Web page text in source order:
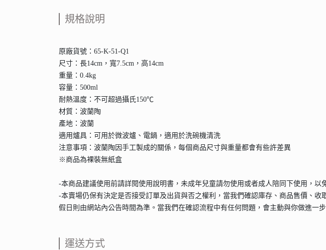
規格說明
原廠貨號：65-K-51-Q1
尺寸：長14cm，寬7.5cm，高14cm
重量：0.4kg
容量：500ml
耐熱溫度：不可超過攝氏150℃
材質：波蘭陶
產地：波蘭
適用爐具：可用於微波爐、電鍋，適用於洗碗機清洗
注意事項：波蘭陶因手工製成的關係，每個商品尺寸與重量都會有些許差異
※商品為裸裝無紙盒
-本商品建議使用前請詳閱使用說明書，未成年兒童請勿使用或者成人陪同下使用，以
-本賣場仍保有決定是否接受訂單及出貨與否之權利，當我們確認庫存、商品售價、
假日則由網站內公告時間為準。當我們在確認流程中有任何問題，會主動與你做進一步
運送方式